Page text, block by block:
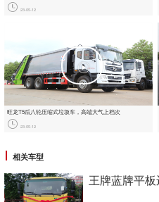
23-05-12
旺龙T5后八轮压缩式垃圾车，‮端高‬大‮上气‬档次
23-05-12
相关车型
王牌蓝牌平